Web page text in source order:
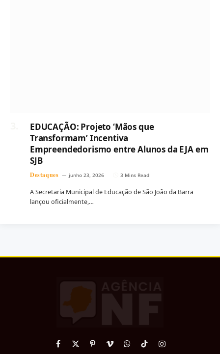
EDUCAÇÃO: Projeto ‘Mãos que
Transformam’ Incentiva
Empreendedorismo entre Alunos da EJA em
SJB
Destaques junho 23, 2026 3 Mins Read
A Secretaria Municipal de Educação de São João da Barra
lançou oficialmente,…
Facebook
X
PinterestVimeoWhatsApp
TikTokInstagram